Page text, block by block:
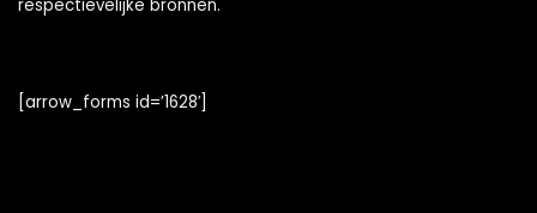
respectievelijke bronnen.
[arrow_forms id=’1628′]